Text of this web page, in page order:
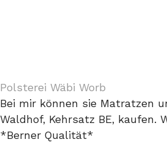
Polsterei Wäbi Worb
Bei mir können sie Matratzen
Waldhof, Kehrsatz BE, kaufen.
*Berner Qualität*